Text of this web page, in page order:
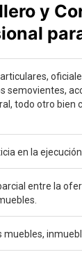
y
semovientes,
todo otro bien
en la
entre la